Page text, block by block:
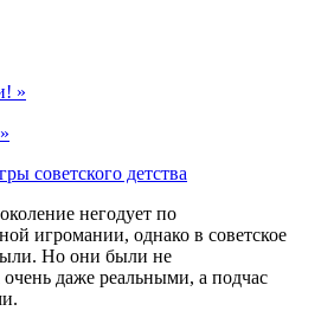
»
советского детства
негодует по
игромании, однако в советское
Но они были не
даже реальными, а подчас